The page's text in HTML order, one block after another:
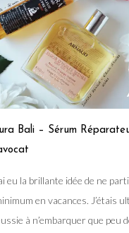
Bali – Sérum
eu la brillante idée de ne
en vacances. J’étais
à n’embarquer que peu